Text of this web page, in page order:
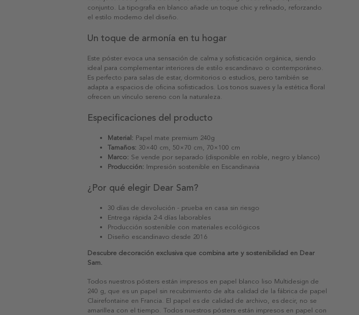
conjunto. La tipografía en blanco añade un toque chic y refinado, reforzando
el estilo moderno del diseño.
Un toque de armonía en tu hogar
Este póster evoca una sensación de calma y sofisticación orgánica, siendo
ideal para complementar interiores de estilo escandinavo o contemporáneo.
Es perfecto para salas de estar, dormitorios o estudios, pero también se
adapta a espacios de oficina sofisticados. Los tonos suaves y la estética floral
ofrecen un vínculo sereno con la naturaleza.
Especificaciones del producto
Material: Papel mate premium 240g
Tamaños: 30×40 cm, 50×70 cm, 70×100 cm
Marco: Se vende por separado (disponible en roble, negro y blanco)
Producción: Impresión sostenible en Escandinavia
¿Por qué elegir Dear Sam?
30 días de devolución - prueba en casa sin riesgo
Entrega rápida 2-4 días laborables
Producción sostenible con materiales ecológicos
Diseño escandinavo desde 2016
Descubre decoración exclusiva que combina arte y sostenibilidad en Dear
Sam.
Todos nuestros pósters están impresos en papel blanco liso Multidesign de
240 g, que es un papel sin recubrimiento de alta calidad de la fábrica de papel
Clairefontaine en Francia. El papel es de calidad de archivo, es decir, no se
amarillea con el tiempo. Todos nuestros pósters están impresos en papel con